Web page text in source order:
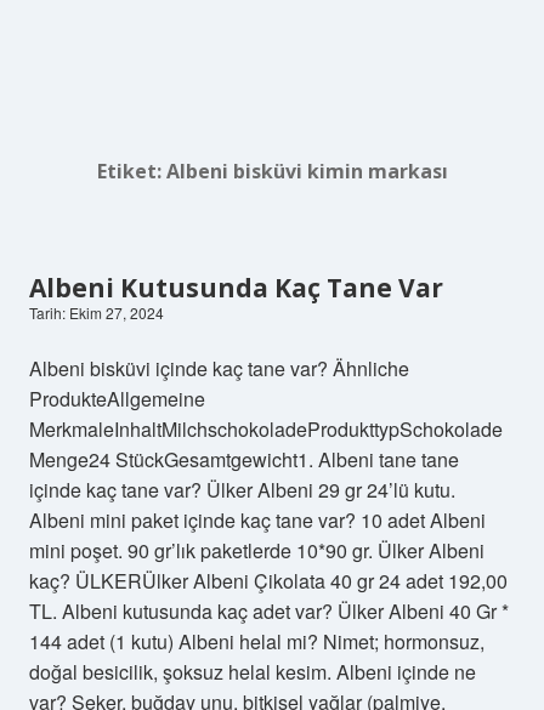
Etiket:Albeni bisküvi kimin markası
Albeni Kutusunda Kaç Tane Var
Tarih: Ekim 27, 2024
Albeni bisküvi içinde kaç tane var? Ähnliche
ProdukteAllgemeine
MerkmaleInhaltMilchschokoladeProdukttypSchokolade
Menge24 StückGesamtgewicht1. Albeni tane tane
içinde kaç tane var? Ülker Albeni 29 gr 24’lü kutu.
Albeni mini paket içinde kaç tane var? 10 adet Albeni
mini poşet. 90 gr’lık paketlerde 10*90 gr. Ülker Albeni
kaç? ÜLKERÜlker Albeni Çikolata 40 gr 24 adet 192,00
TL. Albeni kutusunda kaç adet var? Ülker Albeni 40 Gr *
144 adet (1 kutu) Albeni helal mi? Nimet; hormonsuz,
doğal besicilik, şoksuz helal kesim. Albeni içinde ne
var? Şeker, buğday unu, bitkisel yağlar (palmiye,